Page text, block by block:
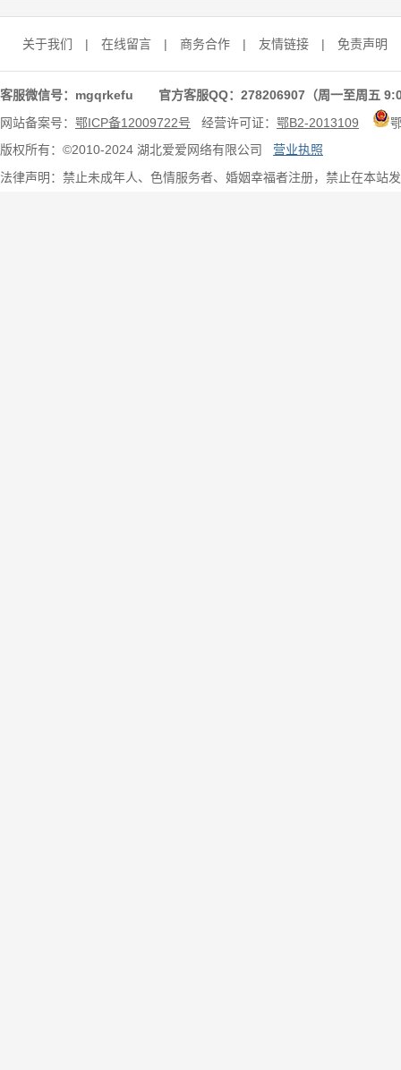
关于我们 | 在线留言 | 商务合作 | 友情链接 | 免责声明
客服微信号：mgqrkefu 官方客服QQ：278206907（周一至周五
网站备案号： 鄂ICP备12009722号 经营许可证： 鄂B2-2013109
版权所有：©2010-2024 湖北爱爱网络有限公司 营业执照
法律声明：禁止未成年人、色情服务者、婚姻幸福者注册，禁止在本站